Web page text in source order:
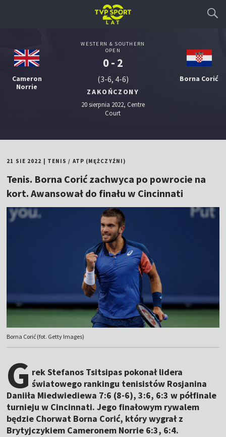
Cameron
Norrie
WESTERN & SOUTHERN
OPEN
0 - 2
(3-6, 4-6)
ZAKOŃCZONY
20 sierpnia 2022, Centre
Court
Borna Corić
21 SIE 2022 TENIS / ATP (MĘŻCZYŹNI)
Tenis. Borna Corić zachwyca po powrocie na
kort. Awansował do finału w Cincinnati
Borna Corić (fot. Getty Images)
G rek Stefanos Tsitsipas pokonał lidera
światowego rankingu tenisistów Rosjanina
Daniiła Miedwiediewa 7:6 (8-6), 3:6, 6:3 w półfinale
turnieju w Cincinnati. Jego finałowym rywalem
będzie Chorwat Borna Corić, który wygrał z
Brytyjczykiem Cameronem Norrie 6:3, 6:4.